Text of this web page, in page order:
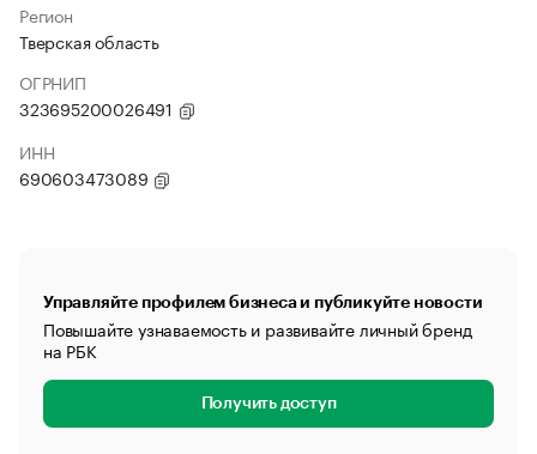
Регион
Тверская область
ОГРНИП
323695200026491
ИНН
690603473089
Управляйте профилем бизнеса и публикуйте новости
Повышайте узнаваемость и развивайте личный бренд
на РБК
Получить доступ